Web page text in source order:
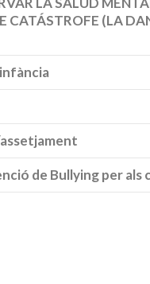
CATÁSTROFE (LA
de Bullying per als